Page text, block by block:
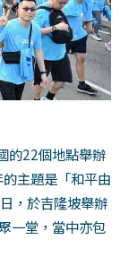
的22個地點舉辦
的主題是「和平由
，於吉隆坡舉辦
一堂，當中亦包